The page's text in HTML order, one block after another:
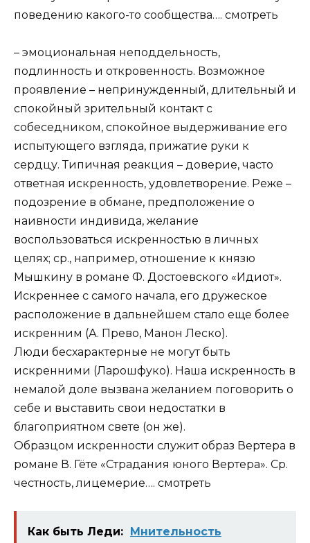
поведению какого-то сообщества…. смотреть
– эмоциональная неподдельность,
подлинность и откровенность. Возможное
проявление – непринужденный, длительный и
спокойный зрительный контакт с
собеседником, спокойное выдерживание его
испытующего взгляда, прижатие руки к
сердцу. Типичная реакция – доверие, часто
ответная искренность, удовлетворение. Реже –
подозрение в обмане, предположение о
наивности индивида, желание
воспользоваться искренностью в личных
целях; ср., например, отношение к князю
Мышкину в романе Ф. Достоевского «Идиот».
Искреннее с самого начала, его дружеское
расположение в дальнейшем стало еще более
искренним (А. Прево, Манон Леско).
Люди бесхарактерные не могут быть
искренними (Ларошфуко). Наша искренность в
немалой доле вызвана желанием поговорить о
себе и выставить свои недостатки в
благоприятном свете (он же).
Образцом искренности служит образ Вертера в
романе В. Гёте «Страдания юного Вертера». Ср.
честность, лицемерие…. смотреть
Как быть Леди: Мнительность